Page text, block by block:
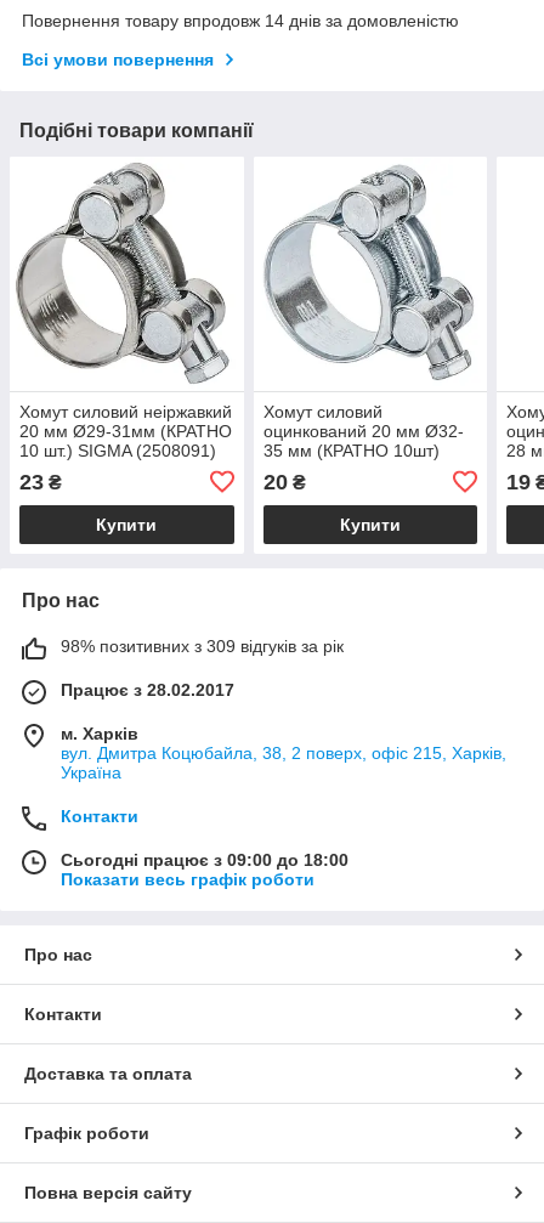
Повернення товару впродовж 14 днів за домовленістю
Всі умови повернення
Подібні товари компанії
Хомут силовий неіржавкий
20 мм Ø29-31мм (КРАТНО
10 шт.) SIGMA (2508091)
23 ₴
Купити
Хомут силовий
оцинкований 20 мм Ø32-
35 мм (КРАТНО 10шт)
20₴
Купити
28
19
Про нас
98% позитивних з 309 відгуків за рік
Працює з 28.02.2017
м. Харків
вул. Дмитра Коцюбайла, 38, 2 поверх, офіс 215, Харків,
Україна
Контакти
Сьогодні працює з 09:00 до 18:00
Показати весь графік роботи
Про нас
Контакти
Доставка та оплата
Графік роботи
Повна версія сайту